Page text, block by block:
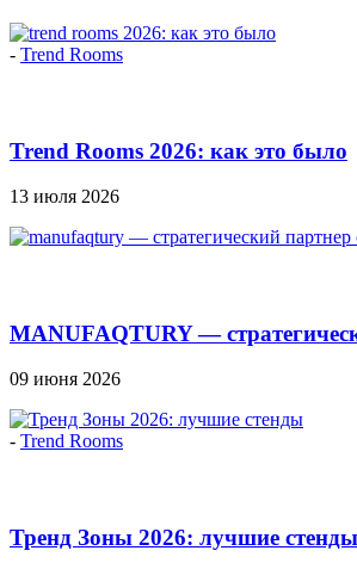
- Trend Rooms
Trend Rooms 2026: как это было
13 июля 2026
MANUFAQTURY —
09 июня 2026
- Trend Rooms
Тренд Зоны 2026: лучшие стенды